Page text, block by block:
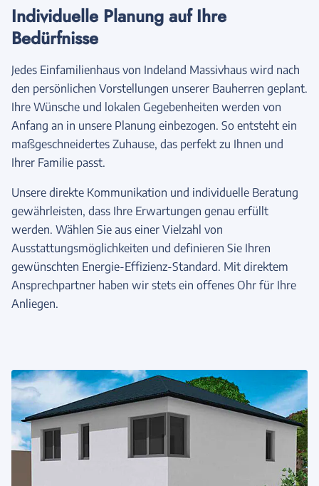
Individuelle Planung auf Ihre
Bedürfnisse
Jedes Einfamilienhaus von Indeland Massivhaus wird nach
den persönlichen Vorstellungen unserer Bauherren geplant.
Ihre Wünsche und lokalen Gegebenheiten werden von
Anfang an in unsere Planung einbezogen. So entsteht ein
maßgeschneidertes Zuhause, das perfekt zu Ihnen und
Ihrer Familie passt.
Unsere direkte Kommunikation und individuelle Beratung
gewährleisten, dass Ihre Erwartungen genau erfüllt
werden. Wählen Sie aus einer Vielzahl von
Ausstattungsmöglichkeiten und definieren Sie Ihren
gewünschten Energie-Effizienz-Standard. Mit direktem
Ansprechpartner haben wir stets ein offenes Ohr für Ihre
Anliegen.